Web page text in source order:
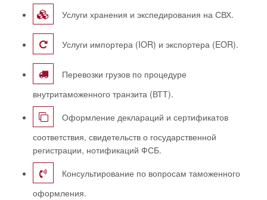
Услуги хранения и экспедирования на СВХ.
Услуги импортера (IOR) и экспортера (EOR).
Перевозки грузов по процедуре
внутритаможенного транзита (ВТТ).
Оформление деклараций и сертификатов
соответствия, свидетельств о государственной
регистрации, нотификаций ФСБ.
Консультирование по вопросам таможенного
оформления.